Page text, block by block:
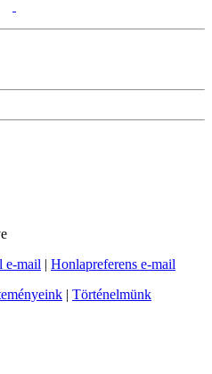
e-mail | Honlapreferens e-mail
| Történelmünk